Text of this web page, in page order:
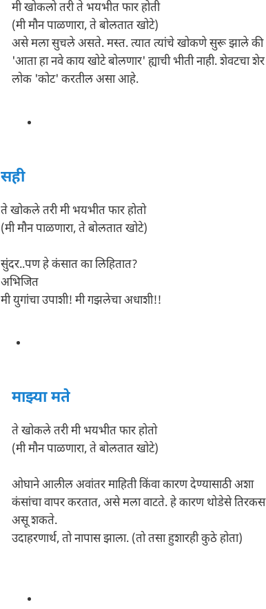
मी खोकलो तरी ते भयभीत फार होती
(मी मौन पाळणारा, ते बोलतात खोटे)
असे मला सुचले असते. मस्त. त्यात त्यांचे खोकणे सुरू झाले की
'आता हा नवे काय खोटे बोलणार' ह्याची भीती नाही. शेवटचा शेर
लोक 'कोट' करतील असा आहे.
सही
ते खोकले तरी मी भयभीत फार होतो
(मी मौन पाळणारा, ते बोलतात खोटे)
सुंदर..पण हे कंसात का लिहितात?
अभिजित
मी युगांचा उपाशी! मी गझलेचा अधाशी!!
माझ्या मते
ते खोकले तरी मी भयभीत फार होतो
(मी मौन पाळणारा, ते बोलतात खोटे)
ओघाने आलील अवांतर माहिती किंवा कारण देण्यासाठी अशा
कंसांचा वापर करतात, असे मला वाटते. हे कारण थोडेसे तिरकस
असू शकते.
उदाहरणार्थ, तो नापास झाला. (तो तसा हुशारही कुठे होता)